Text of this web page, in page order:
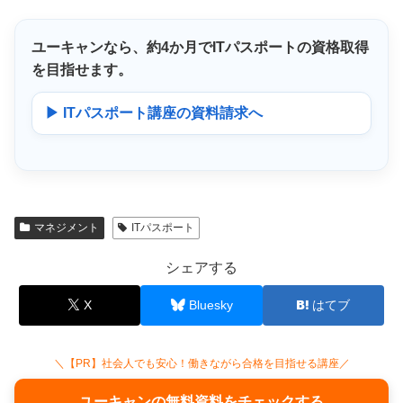
ユーキャンなら、 約4か月 でITパスポートの資格取得
を目指せます。
▶ ITパスポート講座の資料請求へ
マネジメント ITパスポート
シェアする
X Bluesky はてブ
＼【PR】社会人でも安心！働きながら合格を目指せる講座／